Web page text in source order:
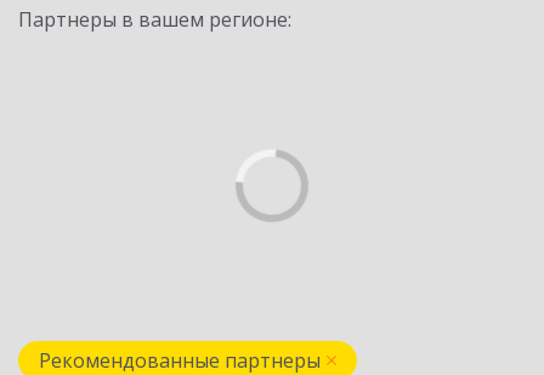
Партнеры в вашем регионе:
Рекомендованные партнеры